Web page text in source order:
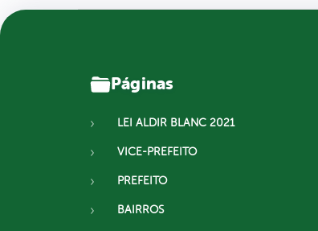
Páginas
LEI ALDIR BLANC 2021
VICE-PREFEITO
PREFEITO
BAIRROS